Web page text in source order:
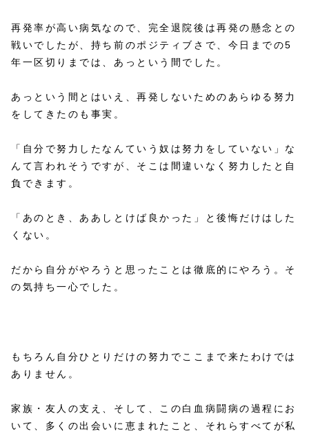
再発率が高い病気なので、完全退院後は再発の懸念との
戦いでしたが、持ち前のポジティブさで、今日までの5
年一区切りまでは、あっという間でした。
あっという間とはいえ、再発しないためのあらゆる努力
をしてきたのも事実。
「自分で努力したなんていう奴は努力をしていない」な
んて言われそうですが、そこは間違いなく努力したと自
負できます。
「あのとき、ああしとけば良かった」と後悔だけはした
くない。
だから自分がやろうと思ったことは徹底的にやろう。そ
の気持ち一心でした。
もちろん自分ひとりだけの努力でここまで来たわけでは
ありません。
家族・友人の支え、そして、この白血病闘病の過程にお
いて、多くの出会いに恵まれたこと、それらすべてが私